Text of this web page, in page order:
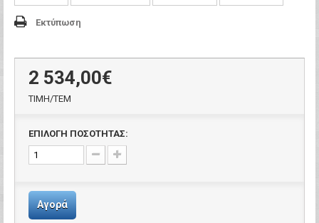
Εκτύπωση
2 534,00€
ΤΙΜH/ΤΕΜ
ΕΠΙΛΟΓΗ ΠΟΣΟΤΗΤΑΣ:
Αγορά